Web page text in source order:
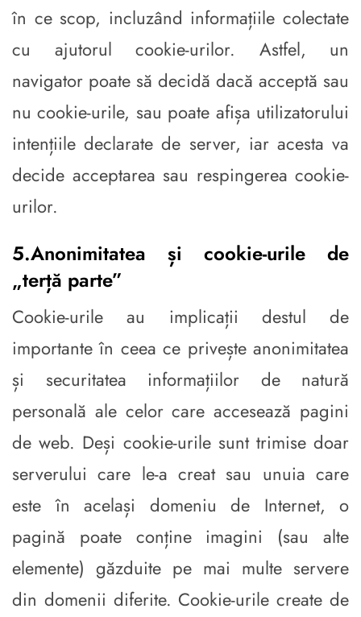
în ce scop, incluzând informațiile colectate
cu ajutorul cookie-urilor. Astfel, un
navigator poate să decidă dacă acceptă sau
nu cookie-urile, sau poate afișa utilizatorului
intențiile declarate de server, iar acesta va
decide acceptarea sau respingerea cookie-
urilor.
5.Anonimitatea și cookie-urile de
„terță parte”
Cookie-urile au implicații destul de
importante în ceea ce privește anonimitatea
și securitatea informațiilor de natură
personală ale celor care accesează pagini
de web. Deși cookie-urile sunt trimise doar
serverului care le-a creat sau unuia care
este în același domeniu de Internet, o
pagină poate conține imagini (sau alte
elemente) găzduite pe mai multe servere
din domenii diferite. Cookie-urile create de